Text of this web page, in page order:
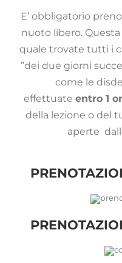
E’ obbligatorio
nuoto libero.
quale trovate tutti i
”dei due giorni
come le
effettuate entro 1
della lezione o del
aperte